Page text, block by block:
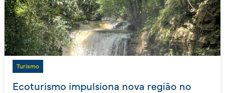
Turismo
Ecoturismo impulsiona nova região no